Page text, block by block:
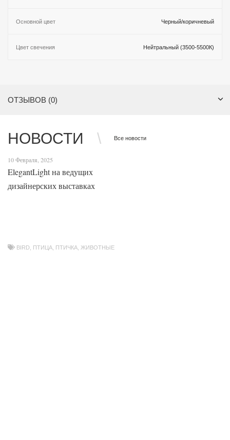
Основной цвет Черный/коричневый
Цвет свечения Нейтральный (3500-5500К)
ОТЗЫВОВ (0)
НОВОСТИ Все новости
10 Февраля, 2025
ElegantLight на ведущих
дизайнерских выставках
BIRD, ПТИЦА, ПТИЧКА, ЖИВОТНЫЕ